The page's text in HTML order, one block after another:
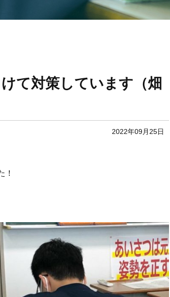
て対策しています（畑
2022年09月25日
！